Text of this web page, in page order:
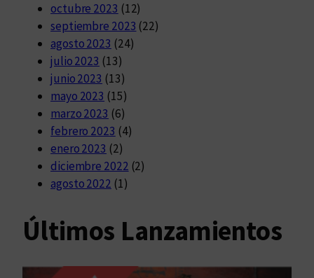
octubre 2023 (12)
septiembre 2023 (22)
agosto 2023 (24)
julio 2023 (13)
junio 2023 (13)
mayo 2023 (15)
marzo 2023 (6)
febrero 2023 (4)
enero 2023 (2)
diciembre 2022 (2)
agosto 2022 (1)
Últimos Lanzamientos